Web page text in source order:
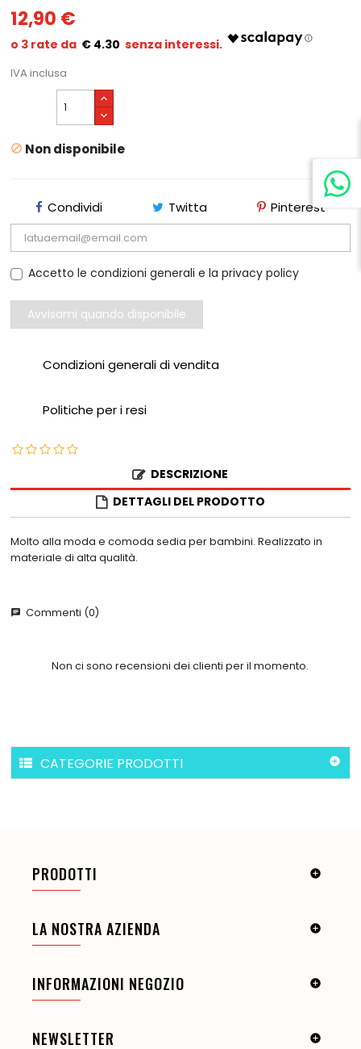
12,90 €
€ 4.30
IVA inclusa
 Non disponibile
Condividi Twitta Pinterest
Accetto le condizioni generali e la privacy policy
Avvisami quando disponibile
Condizioni generali di vendita
Politiche per i resi
DESCRIZIONE
DETTAGLI DEL PRODOTTO
Molto alla moda e comoda sedia per bambini. Realizzato in
materiale di alta qualità.
chat Commenti (0)
Non ci sono recensioni dei clienti per il momento.
CATEGORIE PRODOTTI 
PRODOTTI 
LA NOSTRA AZIENDA 
INFORMAZIONI NEGOZIO 
NEWSLETTER 